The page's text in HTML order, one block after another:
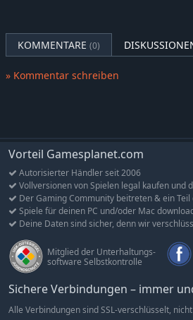
KOMMENTARE (0)
» Kommentar schreiben
Vorteil Gamesplanet.com
Autorisierter Händler seit 2006
Vollversionen von Spielen legal kaufen und
Der Gaming Community beitreten & ein
Spiele für deinen PC und/oder Mac
Deine Daten sind sicher, denn wir
Mitglied der Unterhaltungs-
software Selbstkontrolle
Sichere Verbindungen – immer
Alle Verbindungen sind SSL-verschlüsselt,